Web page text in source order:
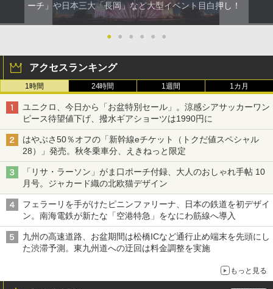
ーチ」や日本三大「長岡」など大型イベント目白押し！
● ● ● ● ● ●
アクセスランキング
1時間 24時間 1週間 1カ月
ユニクロ、今日から「お盆特別セール」。涼感シアサッカーワン
ピース待望値下げ、撥水ギアショーツは1990円に
はやぶさ50％オフの「新幹線eチケット（トクだ値スペシャル
28）」発売。秋冬乗車分、えきねっと限定
「リサ・ラーソン」がま口ポーチ付録、大人のおしゃれ手帖 10
月号。ジャカード織の北欧猫デザイン
フェラーリを手がけたピニンファリーナ、日本の鉄道を初デザイ
ン。南海電鉄が新たな「空港特急」をなにわ筋線へ導入
九州の高速道路、お盆期間は松橋ICなど通行止め端末を先頭にし
た渋滞予測。東九州道への迂回は料金調整を実施
もっと見る